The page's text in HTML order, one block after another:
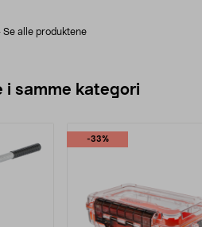
Se alle produktene
i samme kategori
-33%